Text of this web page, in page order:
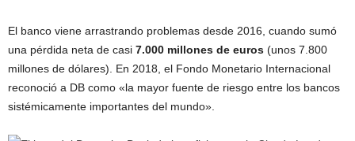
El banco viene arrastrando problemas desde 2016, cuando sumó
una pérdida neta de casi 7.000 millones de euros (unos 7.800
millones de dólares). En 2018, el Fondo Monetario Internacional
reconoció a DB como «la mayor fuente de riesgo entre los bancos
sistémicamente importantes del mundo».